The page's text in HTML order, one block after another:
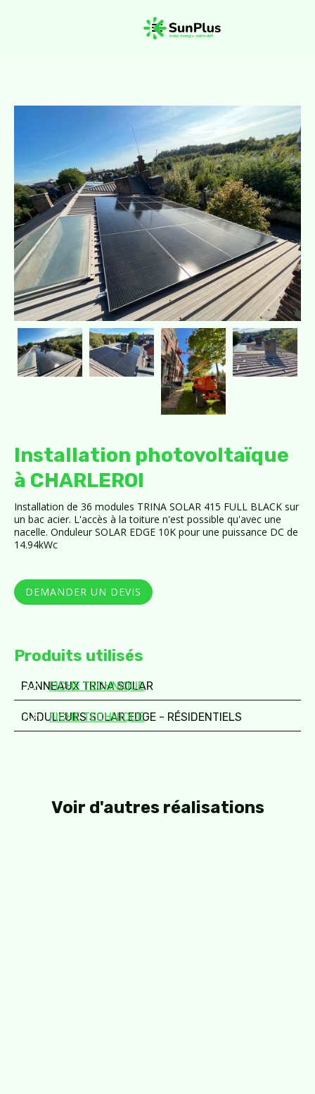
Installation photovoltaïque
à CHARLEROI
Installation de 36 modules TRINA SOLAR 415 FULL BLACK sur
un bac acier. L'accès à la toiture n'est possible qu'avec une
nacelle. Onduleur SOLAR EDGE 10K pour une puissance DC de
14.94kWc
DEMANDER UN DEVIS
Produits utilisés
PANNEAUX TRINA SOLAR
FICHE TECHNIQUE
ONDULEURS SOLAR EDGE - RÉSIDENTIELS
FICHE TECHNIQUE
Voir d'autres réalisations